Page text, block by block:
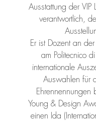
Ausstattung der VIP
verantwortlich,
Er ist Dozent an
am Politecnico
internationale
Auswahlen für
Ehrennennungen
Young & Design
einen Ida